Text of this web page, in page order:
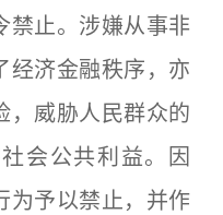
禁止。涉嫌从事非
经济金融秩序，亦
，威胁人民群众的
会公共利益。因
为予以禁止，并作